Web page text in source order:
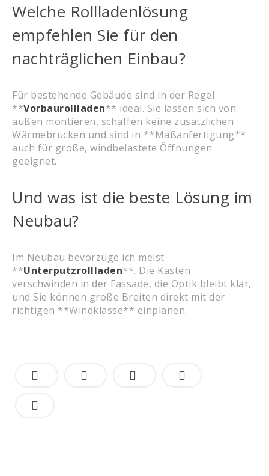
Welche Rollladenlösung
empfehlen Sie für den
nachträglichen Einbau?
Für bestehende Gebäude sind in der Regel
**Vorbaurollladen** ideal. Sie lassen sich von
außen montieren, schaffen keine zusätzlichen
Wärmebrücken und sind in **Maßanfertigung**
auch für große, windbelastete Öffnungen
geeignet.
Und was ist die beste Lösung im
Neubau?
Im Neubau bevorzuge ich meist
**Unterputzrollladen**. Die Kästen
verschwinden in der Fassade, die Optik bleibt klar,
und Sie können große Breiten direkt mit der
richtigen **Windklasse** einplanen.